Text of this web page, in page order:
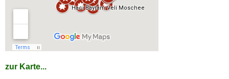
zur Karte...